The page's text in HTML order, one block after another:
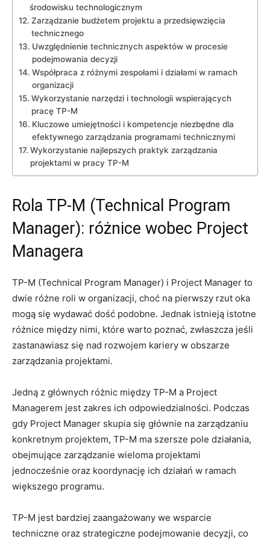
środowisku technologicznym
Zarządzanie budżetem projektu⁢ a przedsięwzięcia
technicznego
Uwzględnienie technicznych aspektów w procesie
podejmowania decyzji
Współpraca z różnymi ⁤zespołami ⁢i działami w ramach
organizacji
Wykorzystanie narzędzi i technologii wspierających
pracę TP-M
Kluczowe umiejętności‍ i kompetencje niezbędne dla
efektywnego zarządzania programami ⁤technicznymi
Wykorzystanie najlepszych⁢ praktyk zarządzania
projektami w⁣ pracy TP-M
Rola​ TP-M ‍(Technical Program
Manager): różnice​ wobec Project
Managera
TP-M (Technical ⁢Program⁤ Manager)‌ i Project Manager to
dwie różne roli w organizacji, ‌choć na⁣ pierwszy rzut oka
mogą się‌ wydawać dość podobne. Jednak istnieją istotne
różnice między nimi, które warto poznać, zwłaszcza jeśli
zastanawiasz się nad rozwojem​ kariery w⁢ obszarze
⁤zarządzania projektami.
Jedną z głównych różnic między TP-M‍ a Project
Managerem jest zakres ich⁣ odpowiedzialności.⁢ Podczas​
gdy Project Manager skupia‍ się ⁢głównie na zarządzaniu
konkretnym projektem,‍ TP-M ma‍ szersze pole działania,
obejmujące ​zarządzanie wieloma⁢ projektami
jednocześnie⁢ oraz ‌koordynację ich działań w ramach
większego programu.
TP-M jest bardziej ⁤zaangażowany we wsparcie
techniczne oraz strategiczne podejmowanie‍ decyzji, co